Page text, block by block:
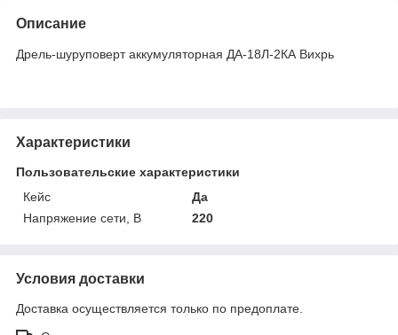
Описание
Дрель-шуруповерт аккумуляторная ДА-18Л-2КА Вихрь
Характеристики
Пользовательские характеристики
Кейс
Да
Напряжение сети, В
220
Условия доставки
Доставка осуществляется только по предоплате.